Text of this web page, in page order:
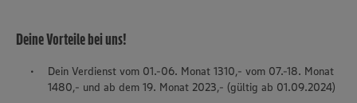
Deine Vorteile bei uns!
Dein Verdienst vom 01.-06. Monat 1310,- vom 07.-18. Monat
1480,- und ab dem 19. Monat 2023,- (gültig ab 01.09.2024)